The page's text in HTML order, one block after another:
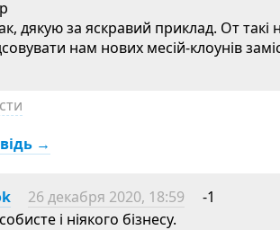
дякую за яскравий приклад. От такі
нам нових месій-клоунів
→
26 декабря 2020, 18:59
-1
і ніякого бізнесу.